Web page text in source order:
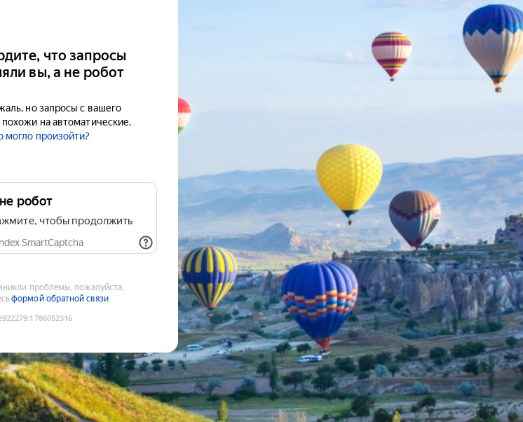
что запросы
вы, а не робот
но запросы с вашего
похожи на автоматические.
могло произойти?
Я не робот
чтобы продолжить
SmartCaptcha
проблемы, пожалуйста,
формой обратной связи
:1786052316